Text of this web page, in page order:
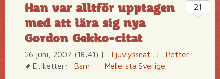
Han var alltför upptagen
med att lära sig nya
Gordon Gekko-citat
26 juni, 2007 (18:41) | Tjuvlyssnat |
Petter
Etiketter:
Barn · Mellersta Sverige
21